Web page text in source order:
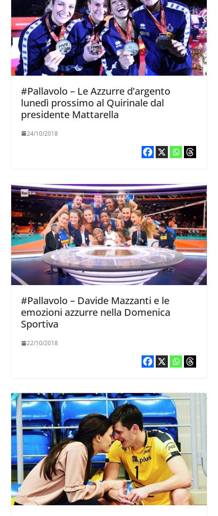
#Pallavolo – Le Azzurre d’argento
lunedì prossimo al Quirinale dal
presidente Mattarella
24/10/2018
#Pallavolo – Davide Mazzanti e le
emozioni azzurre nella Domenica
Sportiva
22/10/2018